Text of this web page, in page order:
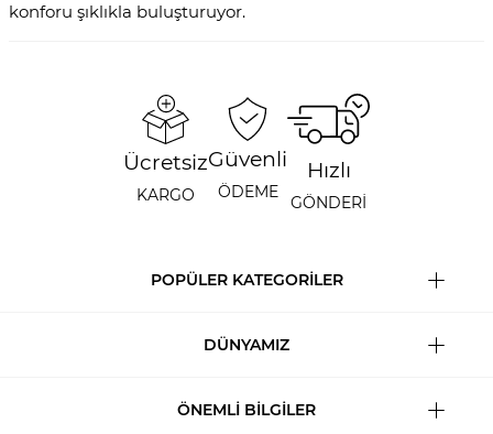
konforu şıklıkla buluşturuyor.
Ücretsiz
KARGO
Güvenli
ÖDEME
Hızlı
GÖNDERİ
POPÜLER KATEGORİLER
DÜNYAMIZ
ÖNEMLİ BİLGİLER